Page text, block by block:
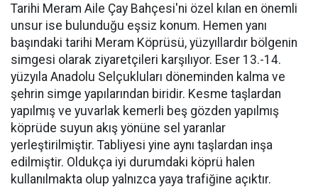
Tarihi Meram Aile Çay Bahçesi'ni özel kılan en önemli
unsur ise bulunduğu eşsiz konum. Hemen yanı
başındaki tarihi Meram Köprüsü, yüzyıllardır bölgenin
simgesi olarak ziyaretçileri karşılıyor. Eser 13.-14.
yüzyıla Anadolu Selçukluları döneminden kalma ve
şehrin simge yapılarından biridir. Kesme taşlardan
yapılmış ve yuvarlak kemerli beş gözden yapılmış
köprüde suyun akış yönüne sel yaranlar
yerleştirilmiştir. Tabliyesi yine aynı taşlardan inşa
edilmiştir. Oldukça iyi durumdaki köprü halen
kullanılmakta olup yalnızca yaya trafiğine açıktır.